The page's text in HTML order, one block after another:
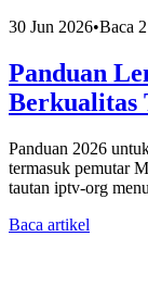
30 Jun 2026•Baca
Panduan
Berkualitas
Panduan 2026
termasuk pemutar
tautan iptv-org
Baca artikel